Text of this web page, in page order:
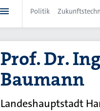
Politik
Prof. Dr.
Baumann
Landeshauptstadt